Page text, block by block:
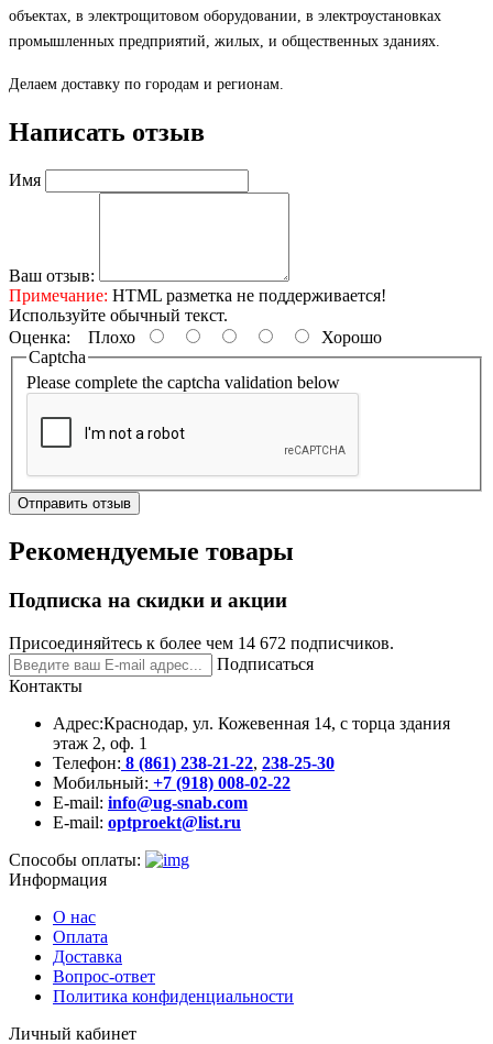
объектах, в электрощитовом оборудовании, в электроустановках
промышленных предприятий, жилых, и общественных зданиях.
Делаем доставку по городам и регионам.
Написать отзыв
Имя
Ваш отзыв:
Примечание: HTML разметка не поддерживается!
Используйте обычный текст.
Оценка: Плохо
Хорошо
Captcha
Please complete the captcha validation below
Отправить отзыв
Рекомендуемые товары
Подписка на скидки и акции
Присоединяйтесь к более чем 14 672 подписчиков.
Подписаться
Контакты
Адрес:Краснодар, ул. Кожевенная 14, с торца здания
этаж 2, оф. 1
Телефон: 8 (861) 238-21-22, 238-25-30
Мобильный: +7 (918) 008-02-22
E-mail: info@ug-snab.com
E-mail: optproekt@list.ru
Способы оплаты:
Информация
О нас
Оплата
Доставка
Вопрос-ответ
Политика конфиденциальности
Личный кабинет